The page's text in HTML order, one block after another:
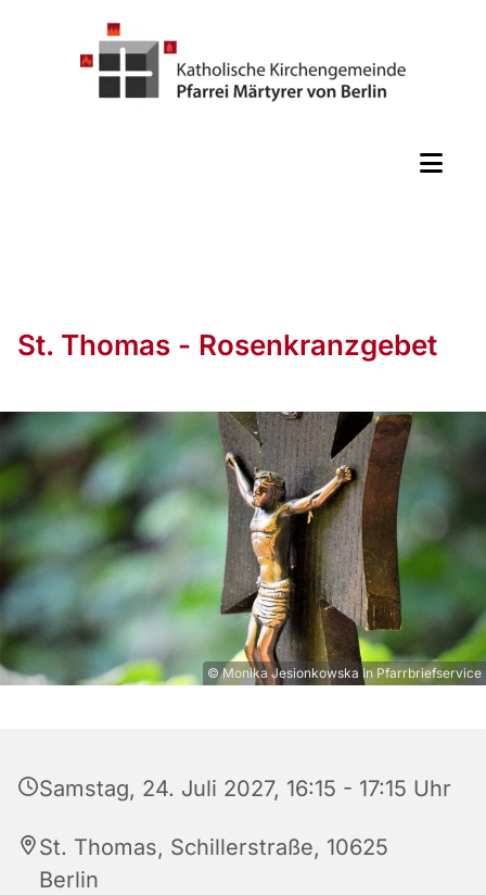
St. Thomas - Rosenkranzgebet
© Monika Jesionkowska In Pfarrbriefservice
Samstag, 24. Juli 2027, 16:15 - 17:15 Uhr
St. Thomas, Schillerstraße, 10625
Berlin